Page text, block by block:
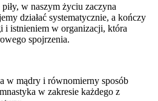
w naszym życiu zaczyna
działać systematycznie, a kończy
i istnieniem w organizacji, która
spojrzenia.
w mądry i równomierny sposób
w zakresie każdego z